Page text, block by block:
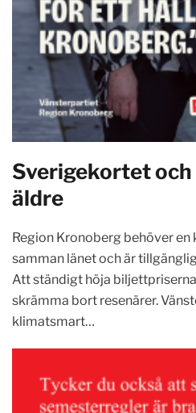
Sverigekortet
äldre
Region Kronoberg behöver
samman länet och är
Att ständigt höja
skrämma bort resenärer.
klimatsmart…